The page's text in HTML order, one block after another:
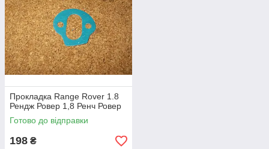
Прокладка Range Rover 1.8
Рендж Ровер 1,8 Ренч Ровер
Готово до відправки
198 ₴